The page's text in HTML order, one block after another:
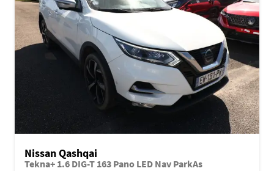
Nissan Qashqai
Tekna+ 1.6 DIG-T 163 Pano LED Nav ParkAs